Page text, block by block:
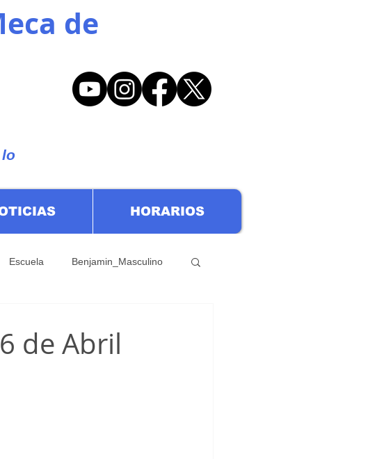
de
HORARIOS
Escuela Benjamin_Masculino
de Abril